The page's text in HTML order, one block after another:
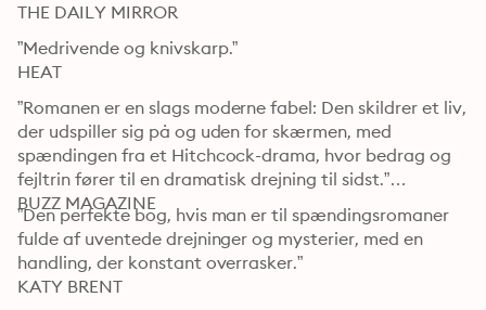
THE DAILY MIRROR
”Medrivende og knivskarp.”
HEAT
”Romanen er en slags moderne fabel: Den skildrer et liv,
der udspiller sig på og uden for skærmen, med
spændingen fra et Hitchcock-drama, hvor bedrag og
fejltrin fører til en dramatisk drejning til sidst.”
BUZZ MAGAZINE
”Den perfekte bog, hvis man er til spændingsromaner
fulde af uventede drejninger og mysterier, med en
handling, der konstant overrasker.”
KATY BRENT